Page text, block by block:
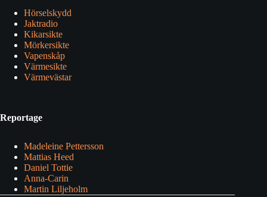
Hörselskydd
Jaktradio
Kikarsikte
Mörkersikte
Vapenskåp
Värmesikte
Värmevästar
Reportage
Madeleine Pettersson
Mattias Heed
Daniel Tottie
Anna-Carin
Martin Liljeholm